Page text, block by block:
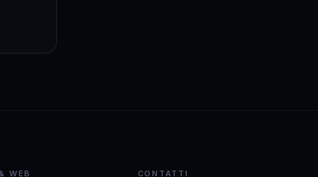
WEB CONTATTI